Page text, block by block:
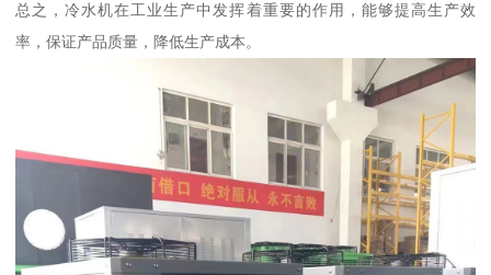
总之，冷水机在工业生产中发挥着重要的作用，能够提高生产效
率，保证产品质量，降低生产成本。